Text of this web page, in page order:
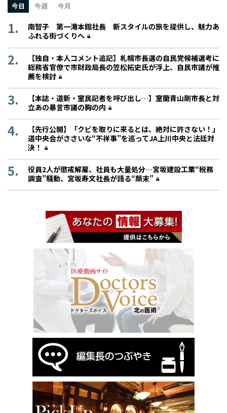
今日 今週 今月
南智子 第一滝本館社長 新スタイルの旅を提供し、魅力あ
ふれる街づくりへ
【独自・本人コメント追記】札幌市長選の自民党候補選考に
総務省官僚で市財政局長の笠松拓史氏が浮上、自民市議が推
薦を検討
【本誌・道新・室民記者を呼び出し…】室蘭青山剛市長と対
立あの暴言市議の胸の内
【先行公開】「クビを取りに来るとは、絶対に許さない！」
道中央会がささいな“不祥事”を巡ってJA上川中央と法廷対
決！
役員2人が懲戒解雇、社員も大量処分…宮坂建設工業“税務
調査”騒動、宮坂寿文社長が語る“顛末”